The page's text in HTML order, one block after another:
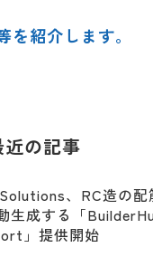
紹介します。
近の記事
、RC造の配
生成する「
」提供開始